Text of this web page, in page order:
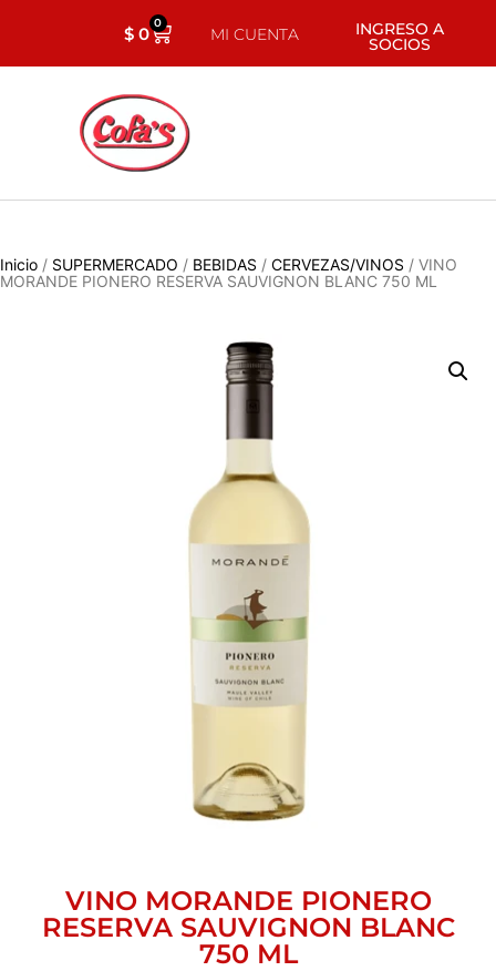
$0 0
MI CUENTA INGRESO A
SOCIOS
Inicio / SUPERMERCADO / BEBIDAS / CERVEZAS/VINOS / VINO
MORANDE PIONERO RESERVA SAUVIGNON BLANC 750 ML
VINO MORANDE PIONERO
RESERVA SAUVIGNON BLANC
750 ML